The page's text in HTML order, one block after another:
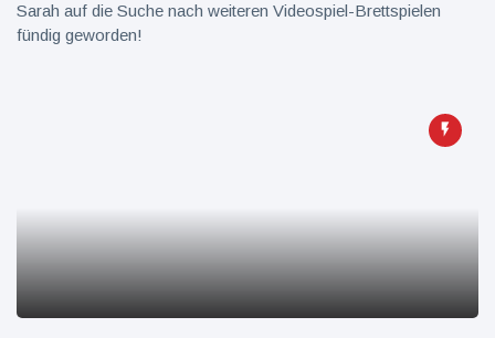
Sarah auf die Suche nach weiteren Videospiel-Brettspielen
fündig geworden!